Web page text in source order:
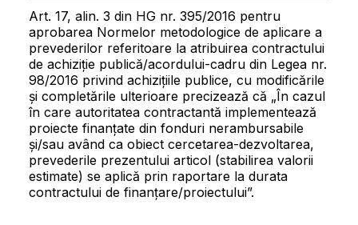
Art. 17, alin. 3 din HG nr. 395/2016 pentru
aprobarea Normelor metodologice de aplicare a
prevederilor referitoare la atribuirea contractului
de achiziție publică/acordului-cadru din Legea nr.
98/2016 privind achizițiile publice, cu modificările
și completările ulterioare precizează că „În cazul
în care autoritatea contractantă implementează
proiecte finanțate din fonduri nerambursabile
și/sau având ca obiect cercetarea-dezvoltarea,
prevederile prezentului articol (stabilirea valorii
estimate) se aplică prin raportare la durata
contractului de finanțare/proiectului”.